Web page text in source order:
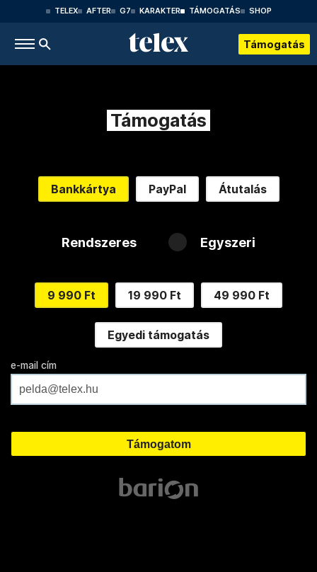
TELEX AFTER G7 KARAKTER TÁMOGATÁS SHOP
Támogatás
Támogatás
Bankkártya PayPal Átutalás
Rendszeres Egyszeri
9 990 Ft 19 990 Ft 49 990 Ft
Egyedi támogatás
e-mail cím